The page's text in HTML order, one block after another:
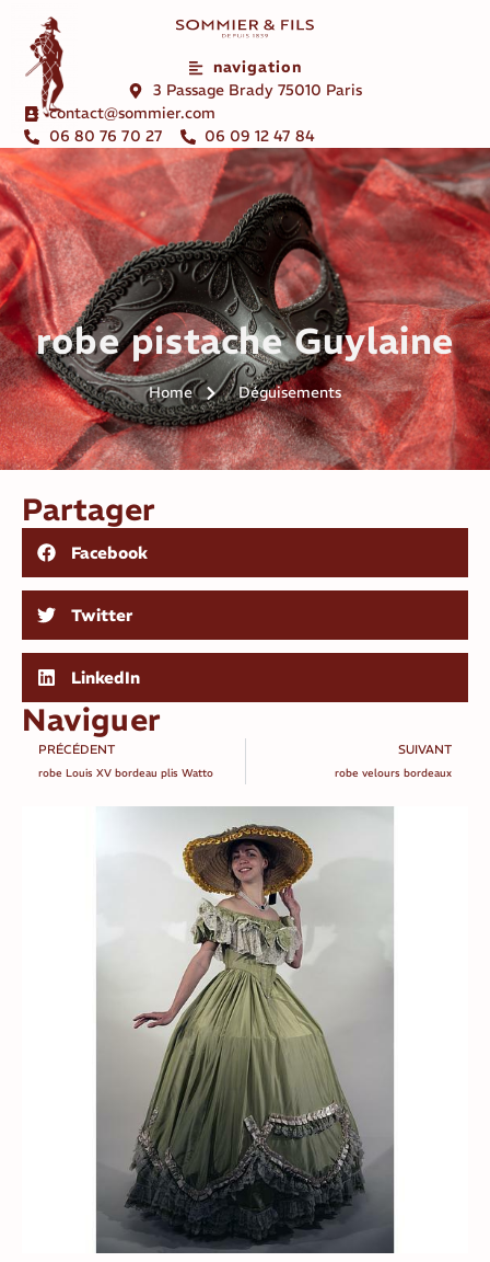
navigation
3 Passage Brady 75010 Paris
contact@sommier.com
06 80 76 70 27
06 09 12 47 84
robe pistache Guylaine
Home Déguisements
Partager
Facebook
Twitter
LinkedIn
Naviguer
PRÉCÉDENT
robe Louis XV bordeau plis Watto
SUIVANT
robe velours bordeaux